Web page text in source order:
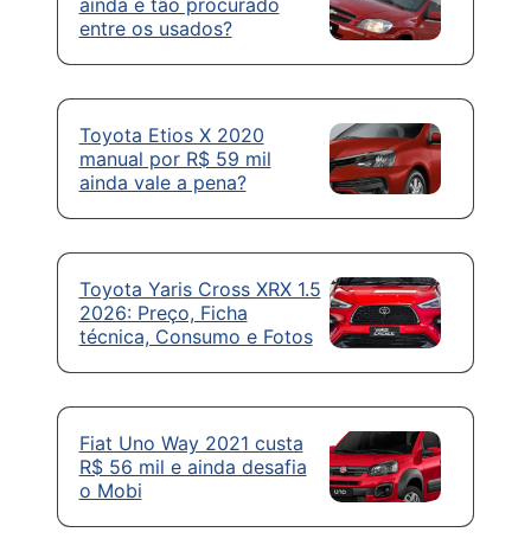
ainda é tão procurado
entre os usados?
Toyota Etios X 2020
manual por R$ 59 mil
ainda vale a pena?
Toyota Yaris Cross XRX 1.5
2026: Preço, Ficha
técnica, Consumo e Fotos
Fiat Uno Way 2021 custa
R$ 56 mil e ainda desafia
o Mobi